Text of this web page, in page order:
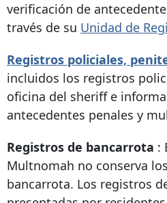
verificación de
través de su Unidad de
Registros policiales,
incluidos los registros
oficina del sheriff e
antecedentes penales y
Registros de bancarrota :
Multnomah no conserva
bancarrota. Los registros